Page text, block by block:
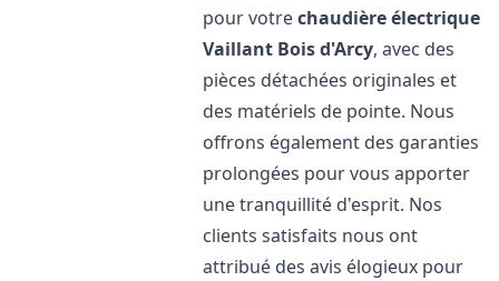
pour votrechaudière électrique
Vaillant Bois d'Arcy, avec des
pièces détachées originales et
des matériels de pointe. Nous
offrons également des garanties
prolongées pour vous apporter
une tranquillité d'esprit. Nos
clients satisfaits nous ont
attribué des avis élogieux pour